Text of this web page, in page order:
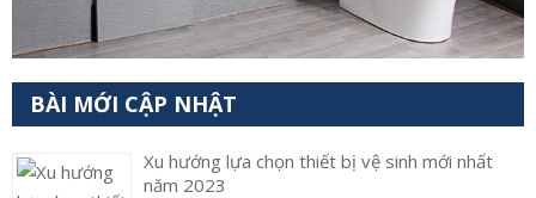
BÀI MỚI CẬP NHẬT
Xu hướng lựa chọn thiết bị vệ sinh mới nhất
năm 2023